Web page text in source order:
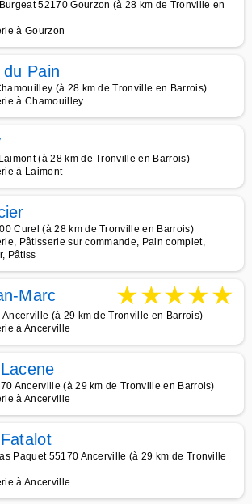
52170 Gourzon (à 28 km de Tronville en
à Gourzon
Pain
(à 28 km de Tronville en Barrois)
à Chamouilley
(à 28 km de Tronville en Barrois)
à Laimont
Curel (à 28 km de Tronville en Barrois)
Pâtisserie sur commande, Pain complet,
Pâtiss
Marc ★★★★★
(à 29 km de Tronville en Barrois)
à Ancerville
Ancerville (à 29 km de Tronville en Barrois)
à Ancerville
Paquet 55170 Ancerville (à 29 km de Tronville
à Ancerville